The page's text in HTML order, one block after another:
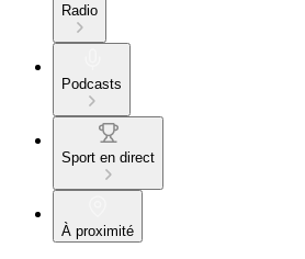
Radio
Podcasts
Sport en direct
À proximité